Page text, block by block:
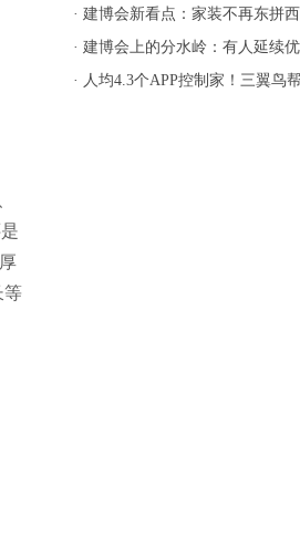
等
· 建博会新看点：家装不再东拼
主流
· 建博会上的分水岭：有人延续
· 人均4.3个APP控制家！三翼鸟